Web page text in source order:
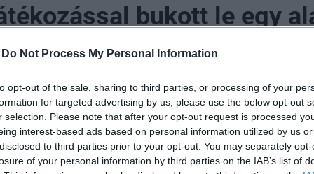
Do Not Process My Personal Information
opt-out of the sale, sharing to third parties, or processing of your
for targeted advertising by us, please use the below opt-out
selection. Please note that after your opt-out request is processed
interest-based ads based on personal information utilized by us
to third parties prior to your opt-out. You may separately
of your personal information by third parties on the IAB’s list of
bukott le egy
magát egy connecticuti férfi, akiről kiderült, hogy
Ponzi-sémát működtetett egy munkatársával, akit
való csalás miatt.